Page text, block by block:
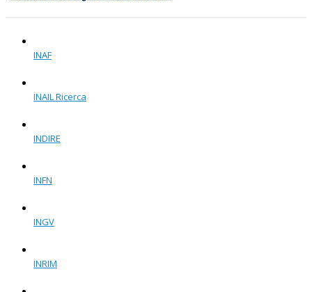
INAF
INAIL Ricerca
INDIRE
INFN
INGV
INRIM